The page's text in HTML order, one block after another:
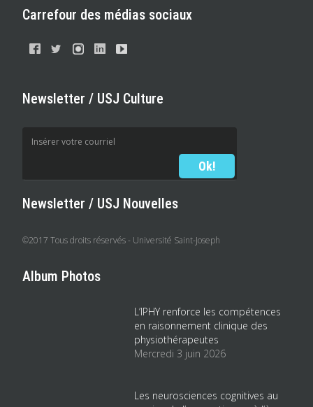
Carrefour des médias sociaux
Newsletter / USJ Culture
Newsletter / USJ Nouvelles
©2017 Tous droits réservés - Université Saint-Joseph
Album Photos
L’IPHY renforce les compétences
en raisonnement clinique des
physiothérapeutes
Mercredi 3 juin 2026
Les neurosciences cognitives au